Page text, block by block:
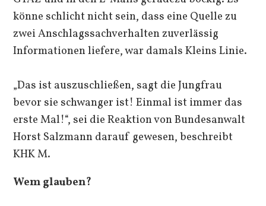
könne schlicht nicht sein, dass eine Quelle zu
zwei Anschlagssachverhalten zuverlässig
Informationen liefere, war damals Kleins Linie.
„Das ist auszuschließen, sagt die Jungfrau
bevor sie schwanger ist! Einmal ist immer das
erste Mal!“, sei die Reaktion von Bundesanwalt
Horst Salzmann darauf gewesen, beschreibt
KHK M.
Wem glauben?